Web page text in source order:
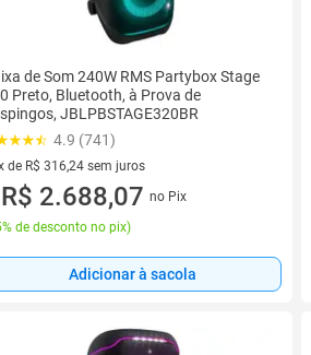
de Som 240W RMS Partybox Stage
Preto, Bluetooth, à Prova de
JBLPBSTAGE320BR
4.9 (741)
de R$ 316,24 sem juros
vez de R$ 316,24 sem juros
R$ 2.688,07 no Pix
de desconto no pix)
Adicionar à sacola